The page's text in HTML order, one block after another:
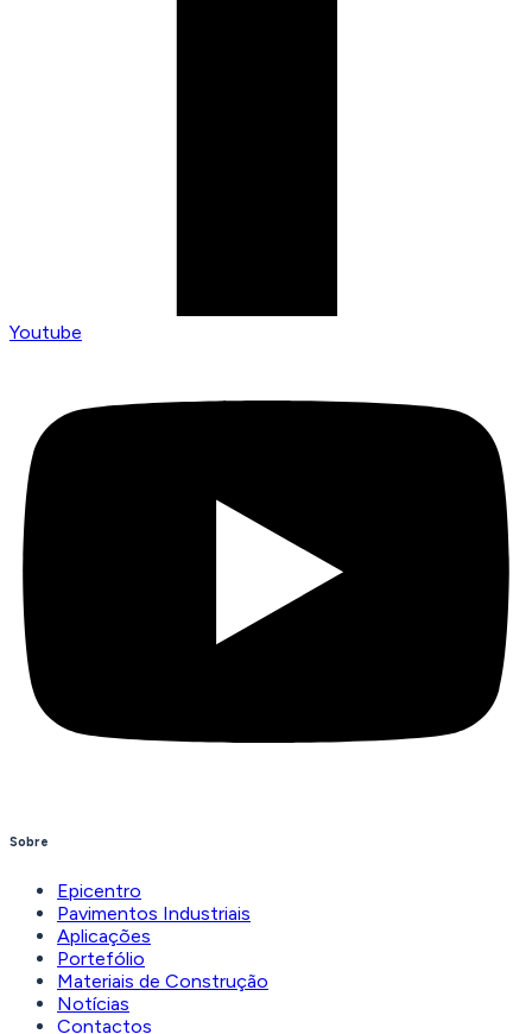
Youtube
Sobre
Epicentro
Pavimentos Industriais
Aplicações
Portefólio
Materiais de Construção
Notícias
Contactos